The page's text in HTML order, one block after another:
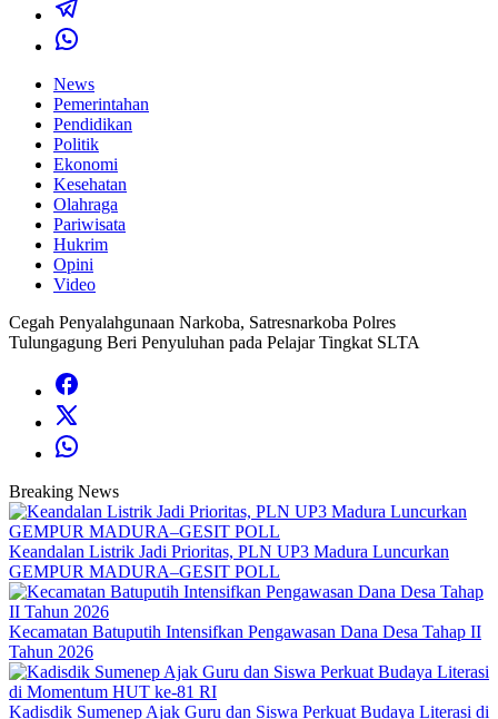
News
Pemerintahan
Pendidikan
Politik
Ekonomi
Kesehatan
Olahraga
Pariwisata
Hukrim
Opini
Video
Cegah Penyalahgunaan Narkoba, Satresnarkoba Polres
Tulungagung Beri Penyuluhan pada Pelajar Tingkat SLTA
Breaking News
Keandalan Listrik Jadi Prioritas, PLN UP3 Madura Luncurkan
GEMPUR MADURA–GESIT POLL
Kecamatan Batuputih Intensifkan Pengawasan Dana Desa Tahap II
Tahun 2026
Kadisdik Sumenep Ajak Guru dan Siswa Perkuat Budaya Literasi di